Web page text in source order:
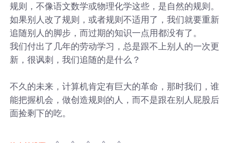
规则，不像语文数学或物理化学这些，是自然的规则。
如果别人改了规则，或者规则不适用了，我们就要重新
追随别人的脚步，而过期的知识一点用都没有了。
我们付出了几年的劳动学习，总是跟不上别人的一次更
新，很讽刺，我们追随的是什么？
不久的未来，计算机肯定有巨大的革命，那时我们，谁
能把握机会，做创造规则的人，而不是跟在别人屁股后
面捡剩下的吃。